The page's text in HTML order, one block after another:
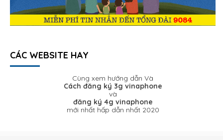
CÁC WEBSITE HAY
Cùng xem hướng dẫn Và
Cách đăng ký 3g vinaphone
và
đăng ký 4g vinaphone
mới nhất hấp dẫn nhất 2020